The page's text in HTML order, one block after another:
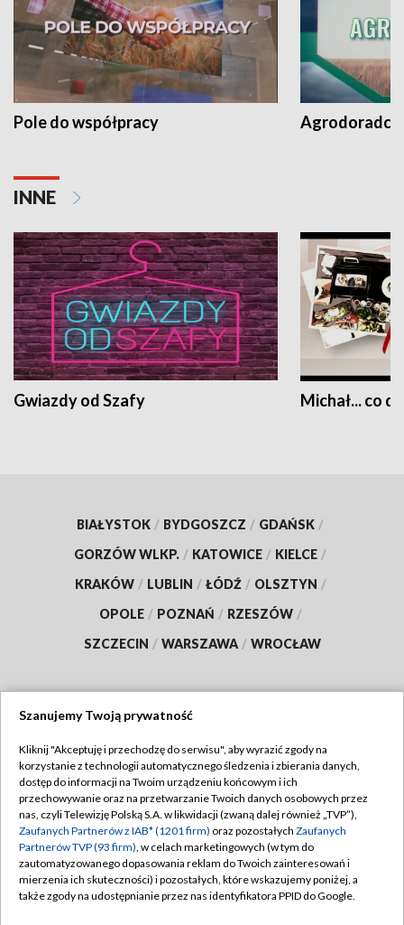
Pole do współpracy Agrodoradcy
INNE
Gwiazdy od Szafy Michał... co
BIAŁYSTOK / BYDGOSZCZ / GDAŃSK /
GORZÓW WLKP. / KATOWICE / KIELCE /
KRAKÓW / LUBLIN / ŁÓDŹ / OLSZTYN /
OPOLE / POZNAŃ / RZESZÓW /
SZCZECIN / WARSZAWA / WROCŁAW
TVP
Abonament TVP
Emisja w TVP
Centrum informacji TVP
Naziemna Telewizja Cyfrowa
Regulamin TVP
Polityka prywatności
Moje zgody
Pomoc
Szanujemy Twoją prywatność
Kliknij "Akceptuję i przechodzę do serwisu", aby wyrazić zgody na
korzystanie z technologii automatycznego śledzenia i zbierania danych,
dostęp do informacji na Twoim urządzeniu końcowym i ich
przechowywanie oraz na przetwarzanie Twoich danych osobowych przez
nas, czyli Telewizję Polską S.A. w likwidacji (zwaną dalej również „TVP”),
Zaufanych Partnerów z IAB* (1201 firm) oraz pozostałych Zaufanych
Partnerów TVP (93 firm), w celach marketingowych (w tym do
zautomatyzowanego dopasowania reklam do Twoich zainteresowań i
mierzenia ich skuteczności) i pozostałych, które wskazujemy poniżej, a
także zgody na udostępnianie przez nas identyfikatora PPID do Google.